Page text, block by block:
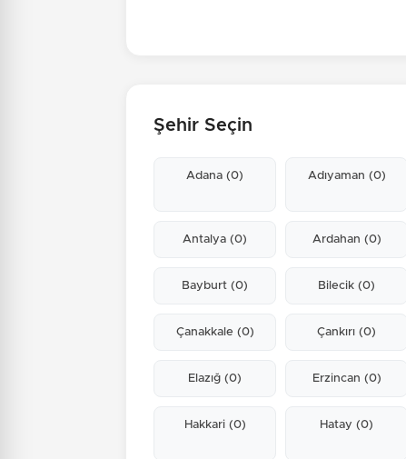
Şehir Seçin
Adana(0) Adıyaman (0)
Antalya(0) Ardahan (0)
Bayburt(0) Bilecik(0)
Çanakkale (0) Çankırı(0)
Elazığ(0) Erzincan (0)
Hakkari (0) Hatay(0)